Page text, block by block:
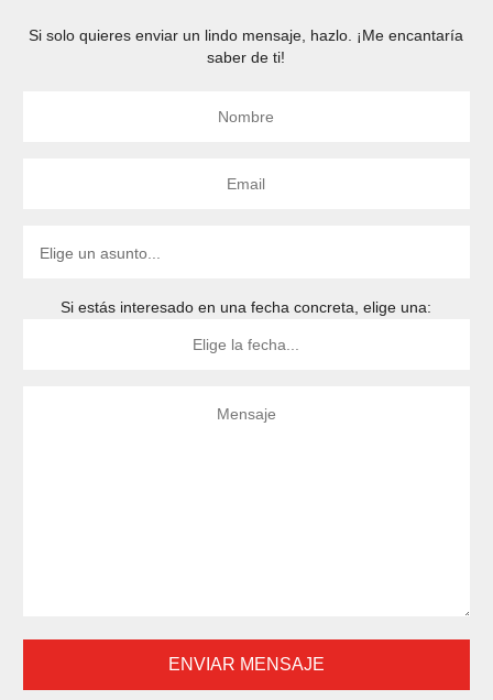
Si solo quieres enviar un lindo mensaje, hazlo. ¡Me encantaría
saber de ti!
Si estás interesado en una fecha concreta, elige una: